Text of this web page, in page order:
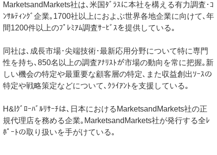
MarketsandMarkets社は､米国ﾀﾞﾗｽに本社を構える有力調査･ｺ
ﾝｻﾙﾃｨﾝｸﾞ企業｡1700社以上におよぶ世界各地企業に向けて､年
間1200件以上のﾌﾟﾚﾐｱﾑ調査ｻｰﾋﾞｽを提供している｡
同社は､成長市場･尖端技術･最新応用分野について特に専門
性を持ち､850名以上の調査ｱﾅﾘｽﾄが市場の動向を常に把握｡新
しい機会の特定や最重要な顧客層の特定､また収益創出ｿｰｽの
特定や戦略策定などについて､ｸﾗｲｱﾝﾄを支援している｡
H&Iｸﾞﾛｰﾊﾞﾙﾘｻｰﾁは､日本におけるMarketsandMarkets社の正
規代理店を務める企業｡MarketsandMarkets社が発行する全ﾚ
ﾎﾟｰﾄの取り扱いを手がけている｡